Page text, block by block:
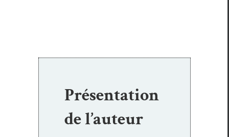
Présentation
de l’auteur